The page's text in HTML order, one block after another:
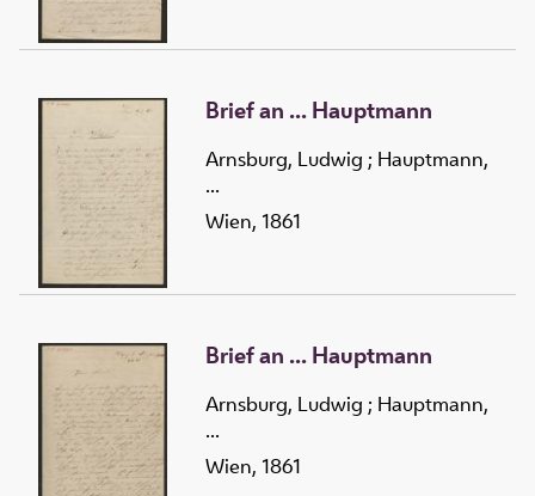
Brief an ... Hauptmann
Arnsburg, Ludwig ; Hauptmann,
...
Wien, 1861
Brief an ... Hauptmann
Arnsburg, Ludwig ; Hauptmann,
...
Wien, 1861